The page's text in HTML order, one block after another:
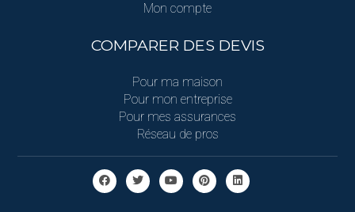
Mon compte
COMPARER DES DEVIS
Pour ma maison
Pour mon entreprise
Pour mes assurances
Réseau de pros